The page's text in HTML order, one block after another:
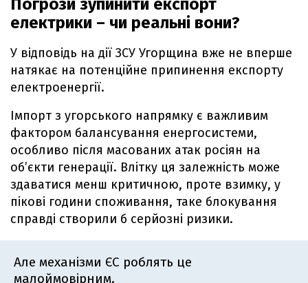
Погрози зупинити експорт
електрики – чи реальні вони?
У відповідь на дії ЗСУ Угорщина вже не вперше
натякає на потенційне припинення експорту
електроенергії.
Імпорт з угорського напрямку є важливим
фактором балансування енергосистеми,
особливо після масованих атак росіян на
об’єкти генерації. Влітку ця залежність може
здаватися менш критичною, проте взимку, у
пікові години споживання, таке блокування
справді створили б серйозні ризики.
Але механізми ЄС роблять це
малоймовірним.